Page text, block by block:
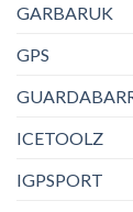
GARBARUK
GPS
ICETOOLZ
IGPSPORT